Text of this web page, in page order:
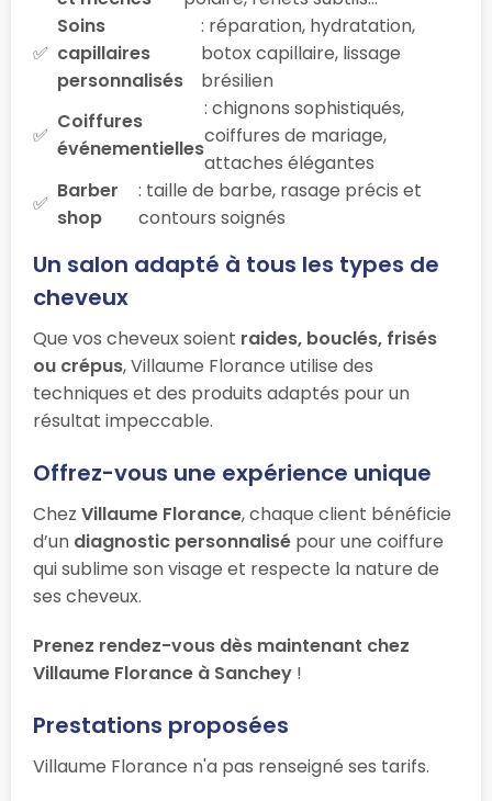
Soins
capillaires
personnalisés
: réparation, hydratation,
botox capillaire, lissage
brésilien
Coiffures
événementielles
: chignons sophistiqués,
coiffures de mariage,
attaches élégantes
Barber
shop
: taille de barbe, rasage précis et
contours soignés
Un salon adapté à tous les types de
cheveux
Que vos cheveux soient raides, bouclés, frisés
ou crépus, Villaume Florance utilise des
techniques et des produits adaptés pour un
résultat impeccable.
Offrez-vous une expérience unique
Chez Villaume Florance, chaque client bénéficie
d’un diagnostic personnalisé pour une coiffure
qui sublime son visage et respecte la nature de
ses cheveux.
Prenez rendez-vous dès maintenant chez
Villaume Florance à Sanchey !
Prestations proposées
Villaume Florance n'a pas renseigné ses tarifs.